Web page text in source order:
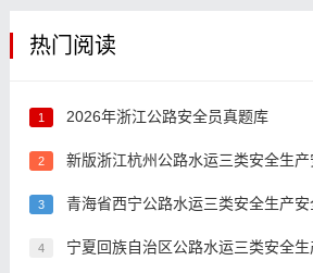
热门阅读
1 2026年浙江公路安全员真题库
2 新版浙江杭州公路水运三类安全生产安全
3 青海省西宁公路水运三类安全生产安全管理
4 宁夏回族自治区公路水运三类安全生产安全管理